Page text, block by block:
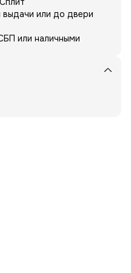
выдачи или до двери
или наличными